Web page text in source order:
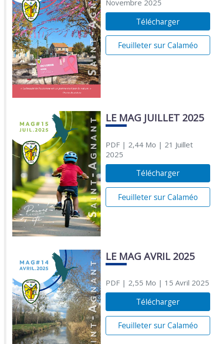
Novembre 2025
Télécharger
Feuilleter sur Calaméo
LE MAG JUILLET 2025
PDF| 2,44 Mo | 21 Juillet
2025
Télécharger
Feuilleter sur Calaméo
LE MAG AVRIL 2025
PDF| 2,55 Mo | 15 Avril 2025
Télécharger
Feuilleter sur Calaméo